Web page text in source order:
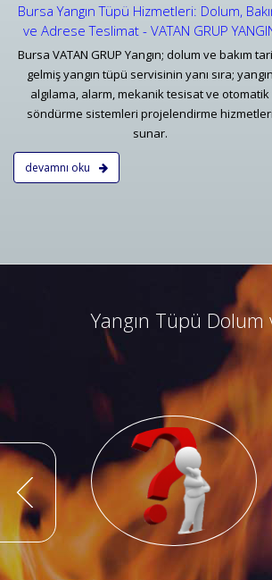
Bursa Yangın Tüpü Hizmetleri: Dolum,
ve Adrese Teslimat - VATAN GRUP
Bursa VATAN GRUP Yangın; dolum ve bakım
gelmiş yangın tüpü servisinin yanı sıra; yangın
algılama, alarm, mekanik tesisat ve otomatik
söndürme sistemleri projelendirme hizmetleri
sunar.
devamnı oku
Yangın Tüpü Dolum